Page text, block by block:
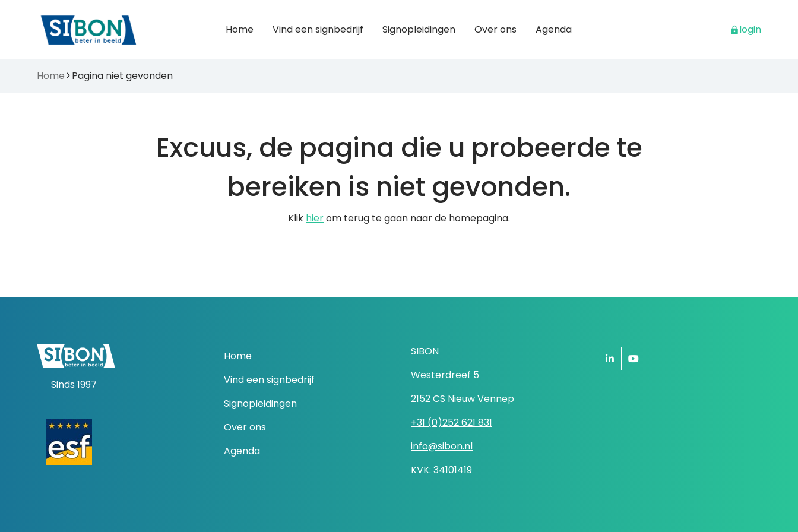
Home Vind een signbedrijf Signopleidingen Over ons Agenda login
Home Pagina niet gevonden
Excuus, de pagina die u probeerde te
bereiken is niet gevonden.
Klik hierom terug te gaan naar de homepagina.
Sinds 1997
Home
Vind een signbedrijf
Signopleidingen
Over ons
Agenda
SIBON
Westerdreef 5
2152 CS Nieuw Vennep
+31 (0)252 621 831
info@sibon.nl
KVK: 34101419